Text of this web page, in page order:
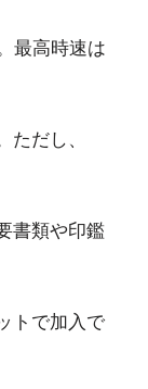
最高時速は
だし、
書類や印鑑
トで加入で